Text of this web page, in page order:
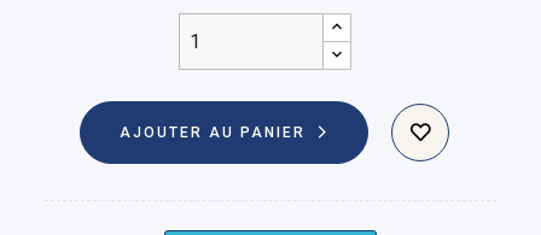
AJOUTER AU PANIER